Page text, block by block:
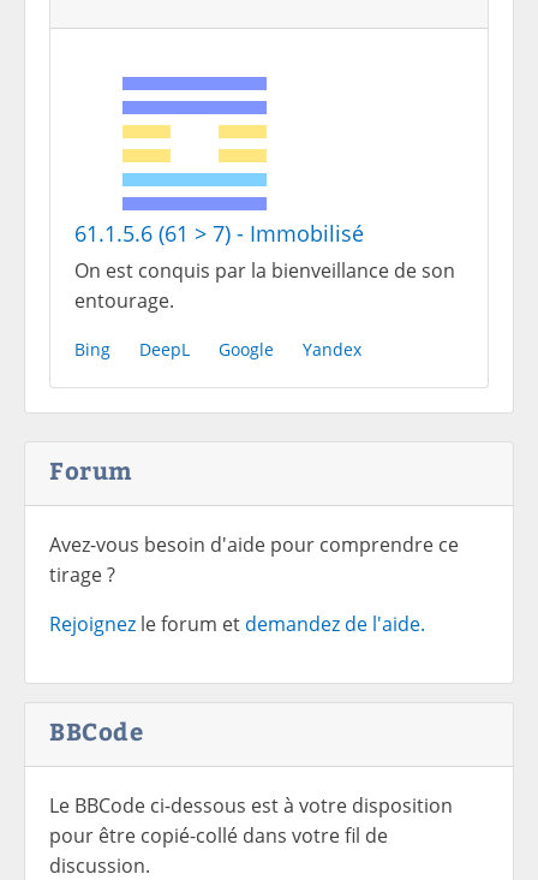
61.1.5.6 (61 > 7) - Immobilisé
On est conquis par la bienveillance de son
entourage.
Bing DeepL Google Yandex
Forum
Avez-vous besoin d'aide pour comprendre ce
tirage ?
Rejoignez le forum et demandez de l'aide.
BBCode
Le BBCode ci-dessous est à votre disposition
pour être copié-collé dans votre fil de
discussion.